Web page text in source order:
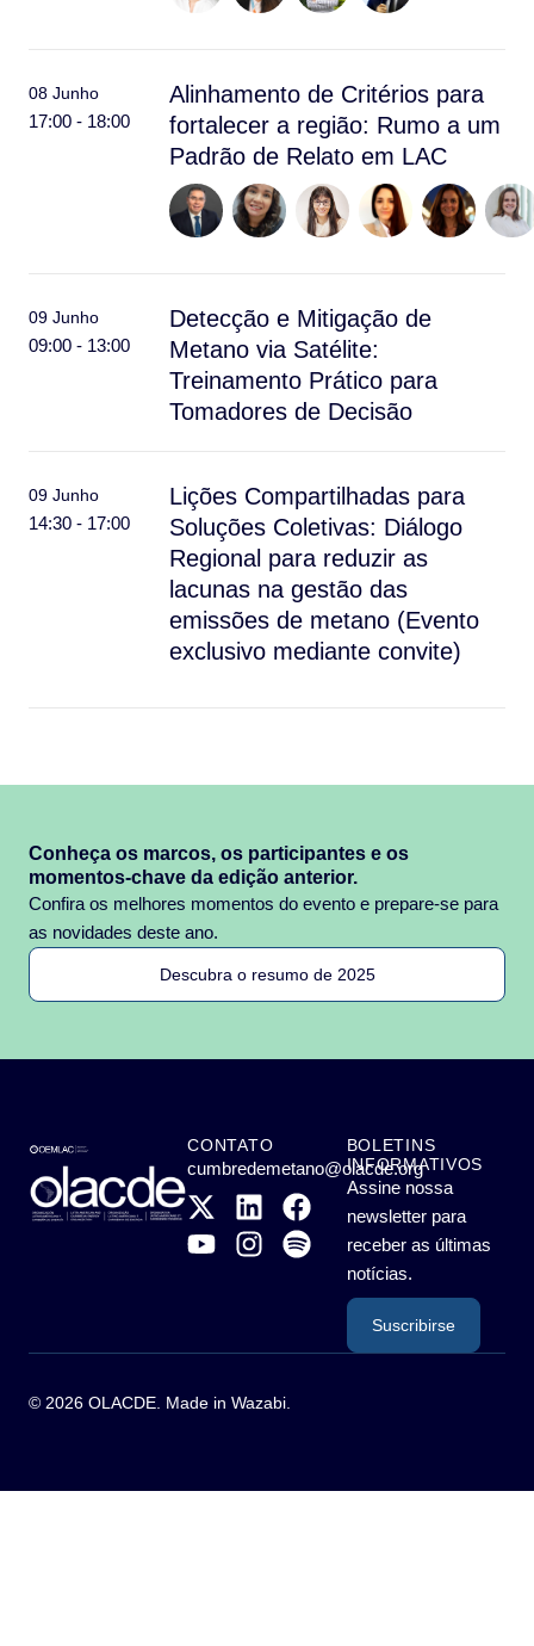
08 Junho
17:00 - 18:00
Alinhamento de Critérios para
fortalecer a região: Rumo a um
Padrão de Relato em LAC
09 Junho
09:00 - 13:00
Detecção e Mitigação de
Metano via Satélite:
Treinamento Prático para
Tomadores de Decisão
09 Junho
14:30 - 17:00
Lições Compartilhadas para
Soluções Coletivas: Diálogo
Regional para reduzir as
lacunas na gestão das
emissões de metano (Evento
exclusivo mediante convite)
Conheça os marcos, os participantes e os
momentos-chave da edição anterior.
Confira os melhores momentos do evento e prepare-se para
as novidades deste ano.
Descubra o resumo de 2025
CONTATO
cumbredemetano@olacde.org
BOLETINS
INFORMATIVOS
Assine nossa
newsletter para
receber as últimas
notícias.
Suscribirse
© 2026 OLACDE. Made in Wazabi